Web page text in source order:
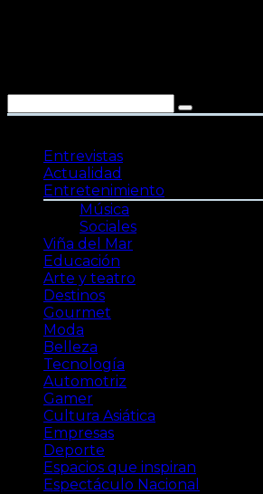
Entrevistas
Actualidad
Entretenimiento
Música
Sociales
Viña del Mar
Educación
Arte y teatro
Destinos
Gourmet
Moda
Belleza
Tecnología
Automotriz
Gamer
Cultura Asiática
Empresas
Deporte
Espacios que inspiran
Espectáculo Nacional